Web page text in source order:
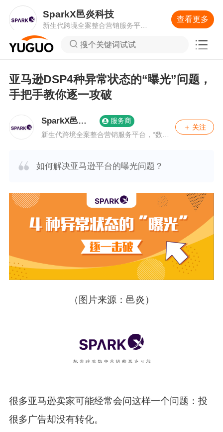
搜个关键词试试
亚马逊DSP4种异常状态的“曝光”问题，
手把手教你逐一攻破
SparkX邑炎
科技
服务商
新生代跨境全案整合营销服务平台，“数据
关注
如何解决亚马逊平台的曝光问题？
（ 图片来源： 邑炎 ）
很多亚马逊卖家可能经常会问这样一个问题 ： 投
很多广告却没有转化。
SparkX邑炎科技
新生代跨境全案整合营销服务平
台，“数据+技术”驱动，赋能中国企业
品牌化出海。
查看更多